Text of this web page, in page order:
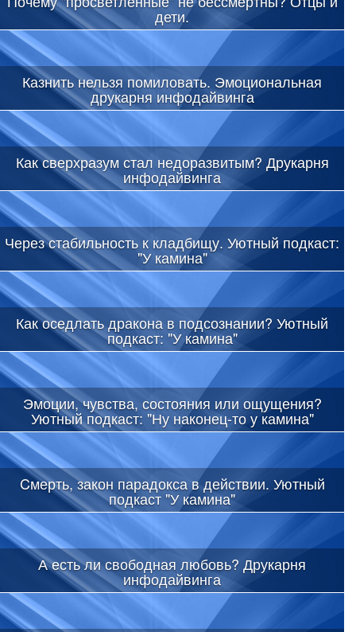
дети.
Казнить нельзя помиловать. Эмоциональная
друкарня инфодайвинга
Как сверхразум стал недоразвитым? Друкарня
инфодайвинга
Через стабильность к кладбищу. Уютный подкаст:
"У камина"
Как оседлать дракона в подсознании? Уютный
подкаст: "У камина"
Эмоции, чувства, состояния или ощущения?
Уютный подкаст: "Ну наконец-то у камина"
Cмерть, закон парадокса в действии. Уютный
подкаст "У камина"
А есть ли свободная любовь? Друкарня
инфодайвинга